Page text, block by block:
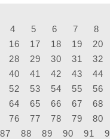
中遇到的插曲，精確分析
理，並且溫柔的鼓勵臉友們
自己的方法。
4 5 6 7 8
16 17 18 19 20
28 29 30 31 32
40 41 42 43 44
52 53 54 55 56
64 65 66 67 68
76 77 78 79 80
87 88 89 90 91